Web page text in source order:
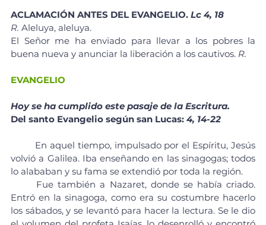
ACLAMACIÓN ANTES DEL EVANGELIO. Lc 4, 18
R. Aleluya, aleluya.
El Señor me ha enviado para llevar a los pobres la
buena nueva y anunciar la liberación a los cautivos. R.
EVANGELIO
Hoy se ha cumplido este pasaje de la Escritura.
Del santo Evangelio según san Lucas: 4, 14-22
volvió a Galilea. Iba enseñando en las sinagogas; todos
lo alababan y su fama se extendió por toda la región.
Entró en la sinagoga, como era su costumbre hacerlo
los sábados, y se levantó para hacer la lectura. Se le dio